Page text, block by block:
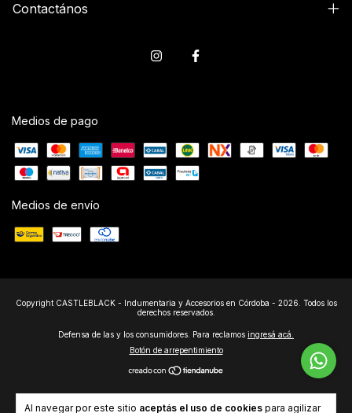
Al navegar por este sitio aceptás el uso de cookies para agilizar
Contactános
Medios de pago
Medios de envío
Copyright CASTLEBLACK - Indumentaria y Accesorios en Córdoba - 2026. Todos los
derechos reservados.
Defensa de las y los consumidores. Para reclamos ingresá acá.
Botón de arrepentimiento